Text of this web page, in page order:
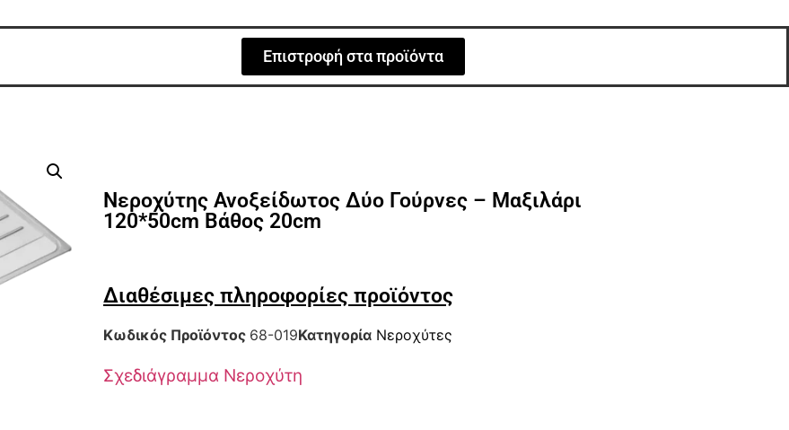
Επιστροφή στα προϊόντα
Νεροχύτης Ανοξείδωτος Δύο Γούρνες – Μαξιλάρι
120*50cm Βάθος 20cm
Διαθέσιμες πληροφορίες προϊόντος
Κωδικός Προϊόντος 68-019Κατηγορία Νεροχύτες
Σχεδιάγραμμα Νεροχύτη